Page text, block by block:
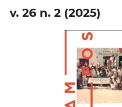
v. 26 n. 2 (2025)